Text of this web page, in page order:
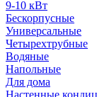
9-10 кВт
Бескорпусные
Универсальные
Четырехтрубные
Водяные
Напольные
Для дома
Настенные